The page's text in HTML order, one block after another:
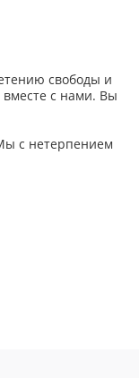
свободы и
вместе с нами. Вы
с нетерпением